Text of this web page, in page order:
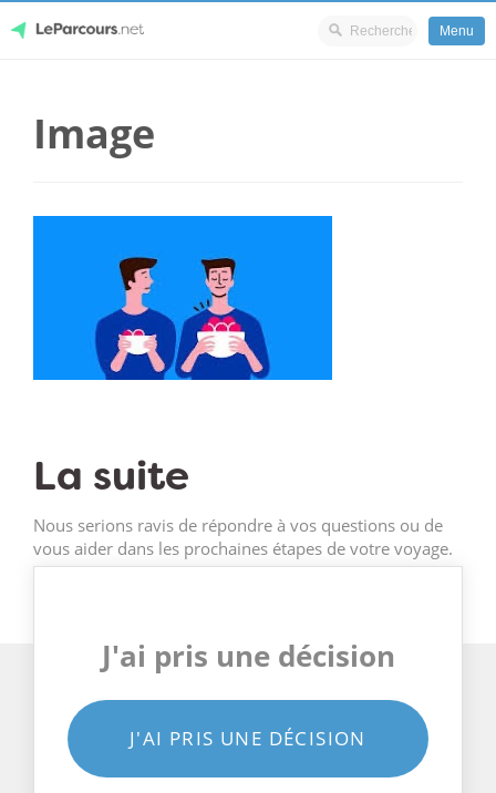
content
Menu
Image
La suite
Nous serions ravis de répondre à vos questions ou de
vous aider dans les prochaines étapes de votre voyage.
J'ai pris une décision
J'AI PRIS UNE DÉCISION